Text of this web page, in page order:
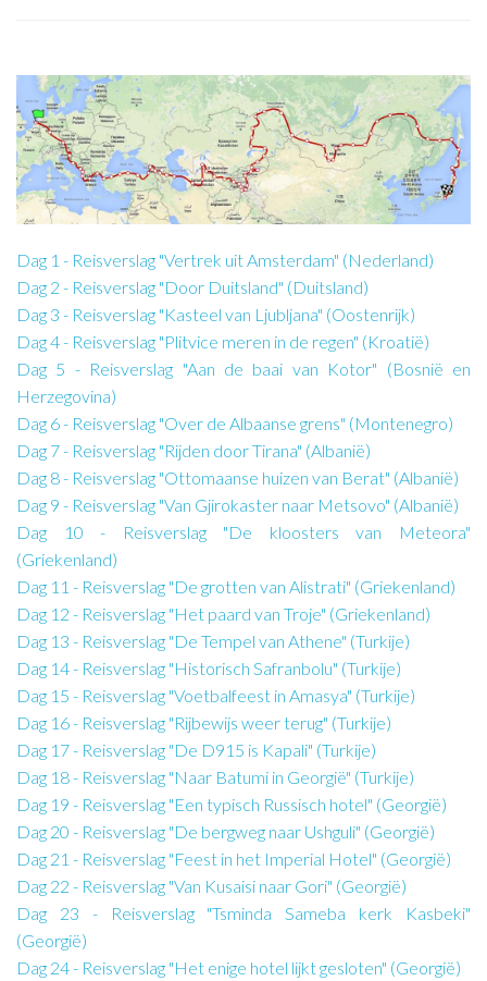
Dag 1 - Reisverslag "Vertrek uit Amsterdam" (Nederland)
Dag 2 - Reisverslag "Door Duitsland" (Duitsland)
Dag 3 - Reisverslag "Kasteel van Ljubljana" (Oostenrijk)
Dag 4 - Reisverslag "Plitvice meren in de regen" (Kroatië)
Dag 5 - Reisverslag "Aan de baai van Kotor" (Bosnië en
Herzegovina)
Dag 6 - Reisverslag "Over de Albaanse grens" (Montenegro)
Dag 7 - Reisverslag "Rijden door Tirana" (Albanië)
Dag 8 - Reisverslag "Ottomaanse huizen van Berat" (Albanië)
Dag 9 - Reisverslag "Van Gjirokaster naar Metsovo" (Albanië)
Dag 10 - Reisverslag "De kloosters van Meteora"
(Griekenland)
Dag 11 - Reisverslag "De grotten van Alistrati" (Griekenland)
Dag 12 - Reisverslag "Het paard van Troje" (Griekenland)
Dag 13 - Reisverslag "De Tempel van Athene" (Turkije)
Dag 14 - Reisverslag "Historisch Safranbolu" (Turkije)
Dag 15 - Reisverslag "Voetbalfeest in Amasya" (Turkije)
Dag 16 - Reisverslag "Rijbewijs weer terug" (Turkije)
Dag 17 - Reisverslag "De D915 is Kapali" (Turkije)
Dag 18 - Reisverslag "Naar Batumi in Georgië" (Turkije)
Dag 19 - Reisverslag "Een typisch Russisch hotel" (Georgië)
Dag 20 - Reisverslag "De bergweg naar Ushguli" (Georgië)
Dag 21 - Reisverslag "Feest in het Imperial Hotel" (Georgië)
Dag 22 - Reisverslag "Van Kusaisi naar Gori" (Georgië)
Dag 23 - Reisverslag "Tsminda Sameba kerk Kasbeki"
(Georgië)
Dag 24 - Reisverslag "Het enige hotel lijkt gesloten" (Georgië)